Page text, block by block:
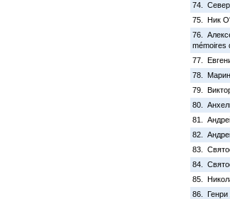
74. Север
75. Ник
76.
mémoires
77.
78.
79.
80.
81.
82.
83.
84.
85.
86.